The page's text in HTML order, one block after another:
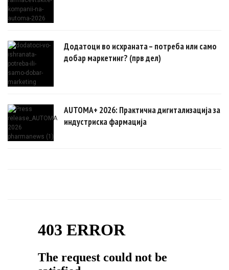
Додатоци во исхраната – потреба или само
добар маркетинг? (прв дел)
AUTOMA+ 2026: Практична дигитализација за
индустриска фармација